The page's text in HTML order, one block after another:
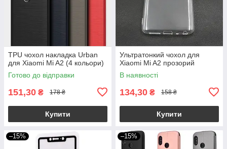
TPU чохол накладка Urban
для Xiaomi Mi A2 (4 кольори)
Готово до відправки
151,30 ₴ 178 ₴
Купити
Ультратонкий чохол для
Xiaomi Mi A2 прозорий
В наявності
134,30 ₴ 158 ₴
Купити
–15% –15%